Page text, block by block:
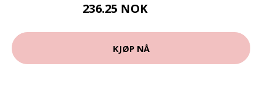
236.25 NOK
KJØP NÅ